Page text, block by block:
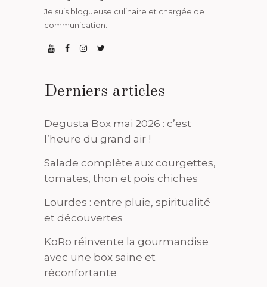
Je suis blogueuse culinaire et chargée de
communication.
Derniers articles
Degusta Box mai 2026 : c’est
l’heure du grand air !
Salade complète aux courgettes,
tomates, thon et pois chiches
Lourdes : entre pluie, spiritualité
et découvertes
KoRo réinvente la gourmandise
avec une box saine et
réconfortante